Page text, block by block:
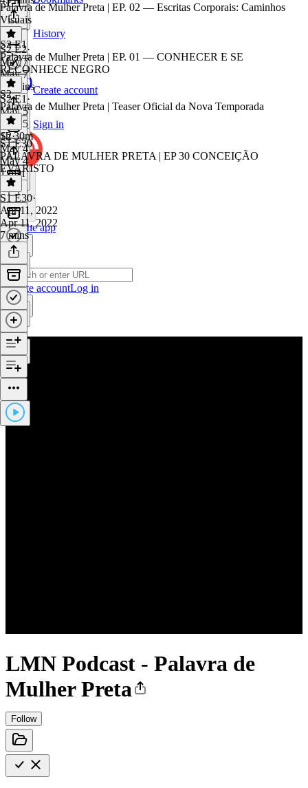
History
Create account
Sign in
Get the app
Create accountLog in
LMN Podcast - Palavra de
Mulher Preta
Follow
Palavra de Mulher Preta | EP. 02 — Escritas Corporais: Caminhos
Visuais
S2 E2·
May 7
May 7
46 mins
S2 E1
Palavra de Mulher Preta | EP. 01 — CONHECER E SE
RECONHECE NEGRO
S2 E1 ·
May 5
May 5
1h 30m
S2
Palavra de Mulher Preta | Teaser Oficial da Nova Temporada
S2·
May 4
May 4
1 min
S1 E30
PALAVRA DE MULHER PRETA | EP 30 CONCEIÇÃO
EVARISTO
S1 E30·
Apr 11, 2022
Apr 11, 2022
7 mins